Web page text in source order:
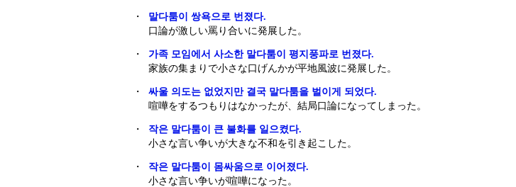
・
말다툼이 쌍욕으로 번졌다.
口論が激しい罵り合いに発展した。
・
가족 모임에서 사소한 말다툼이 평지풍파 로 번졌다.
家族の集まりで小さな口げんかが平地風波に発展した。
・
싸울 의도는 없었지만 결국 말다툼을 벌이게 되었다.
喧嘩をするつもりはなかったが、結局口論になってしまった。
・
작은 말다툼이 큰 불화를 일으켰다.
小さな言い争いが大きな不和を引き起こした。
・
작은 말다툼이 몸싸움으로 이어졌다.
小さな言い争いが喧嘩になった。